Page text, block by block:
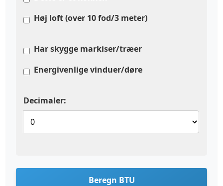
Høj loft (over 10 fod/3 meter)
Har skygge markiser/træer
Energivenlige vinduer/døre
Decimaler:
Beregn BTU